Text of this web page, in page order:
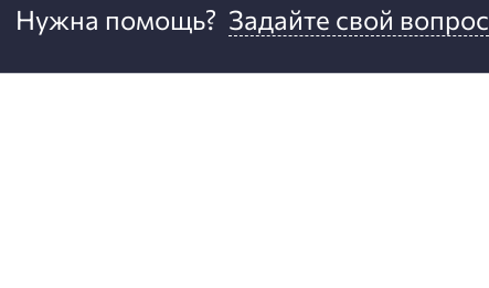
Нужна помощь? Задайте свой вопрос